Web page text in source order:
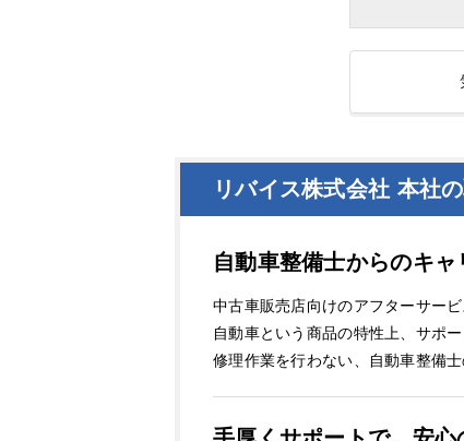
リバイス株式会社 本社
自動車整備士からのキャ
中古車販売店向けのアフターサー
自動車という商品の特性上、サポ
修理作業を行わない、自動車整備士